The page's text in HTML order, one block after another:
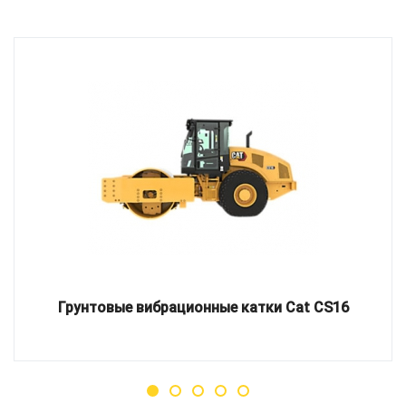
Грунтовые вибрационные катки Cat CS16